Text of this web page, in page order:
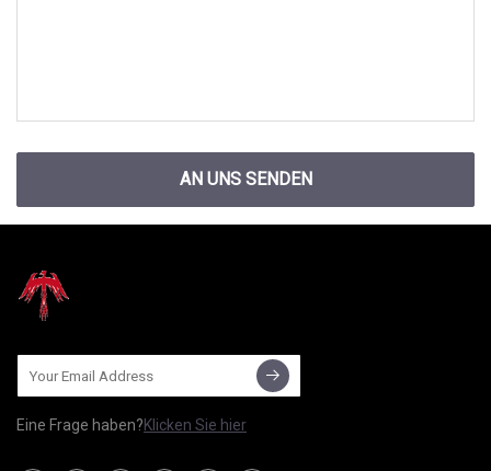
AN UNS SENDEN
Eine Frage haben?Klicken Sie hier